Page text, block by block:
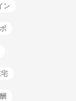
ン